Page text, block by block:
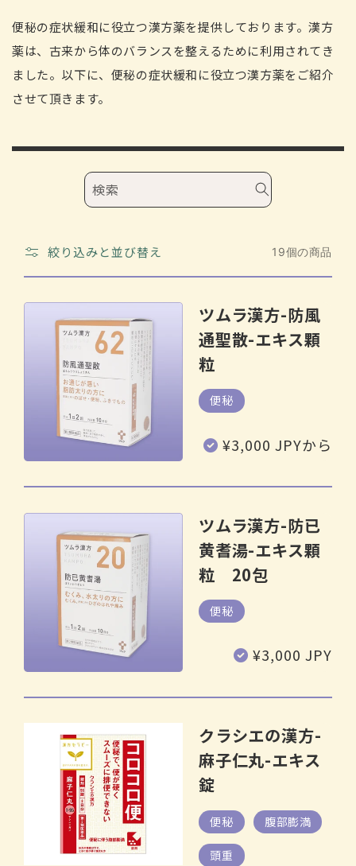
ク
ョ
ン
:
便秘の症状緩和に役立つ漢方薬を提供しております。漢方
薬は、古来から体のバランスを整えるために利用されてき
ました。以下に、便秘の症状緩和に役立つ漢方薬をご紹介
させて頂きます。
検索
絞り込みと並び替え 19個の商品
ツムラ漢方-防風
通聖散-エキス顆
粒
便秘
通
価
¥3,000 JPYから
ツムラ漢方-防已
黄耆湯-エキス顆
粒 20包
便秘
通
価
¥3,000 JPY
クラシエの漢方-
麻子仁丸-エキス
錠
便秘 腹部膨満
頭重